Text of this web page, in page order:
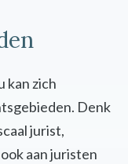
kan zich
Denk
jurist,
aan juristen